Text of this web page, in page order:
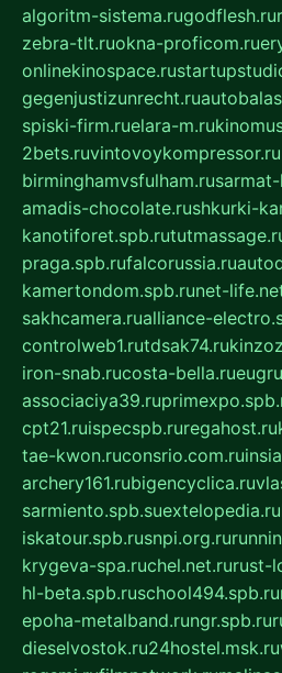
algoritm-sistema.rugodflesh.ru
zebra-tlt.ruokna-proficom.ru
onlinekinospace.ru
gegenjustizunrecht.ru
spiski-firm.ruelara-m.ru
2bets.ruvintovoykompressor.ru
birminghamvsfulham.ru
amadis-chocolate.rushkurki-
kanotiforet.spb.ru
praga.spb.rufalcorussia.ru
kamertondom.spb.runet-
sakhcamera.rualliance-
controlweb1.rutdsak74.ru
iron-snab.rucosta-bella.ru
associaciya39.ru
cpt21.ruispecspb.ruregahost.ru
tae-kwon.ruconsrio.com.ru
archery161.rubigencyclica.ru
sarmiento.spb.suextelopedia.ru
iskatour.spb.rusnpi.org.ru
krygeva-spa.ruchel.net.rurust-
hl-beta.spb.ruschool494.spb.ru
epoha-metalband.rungr.spb.ru
dieselvostok.ru24hostel.msk.ru